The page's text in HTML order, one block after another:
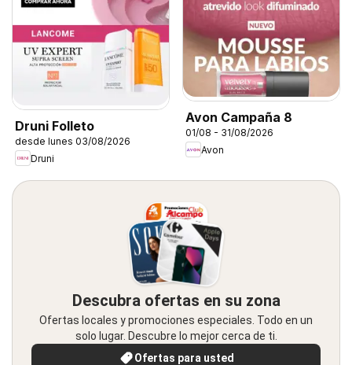
Druni Folleto
desde lunes 03/08/2026
Druni
Avon Campaña 8
01/08 - 31/08/2026
Avon
Descubra ofertas en su zona
Ofertas locales y promociones especiales. Todo en un
solo lugar. Descubre lo mejor cerca de ti.
Ofertas para usted